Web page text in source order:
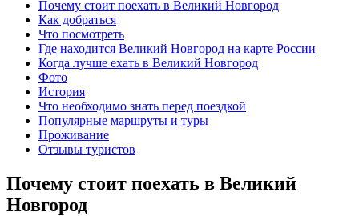
Почему стоит поехать в Великий Новгород
Как добраться
Что посмотреть
Где находится Великий Новгород на карте России
Когда лучше ехать в Великий Новгород
Фото
История
Что необходимо знать перед поездкой
Популярные маршруты и туры
Проживание
Отзывы туристов
Почему стоит поехать в Великий
Новгород